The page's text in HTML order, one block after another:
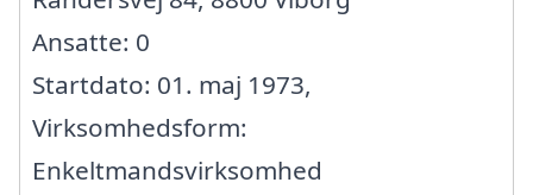
Ansatte: 0
Startdato: 01. maj 1973,
Virksomhedsform:
Enkeltmandsvirksomhed